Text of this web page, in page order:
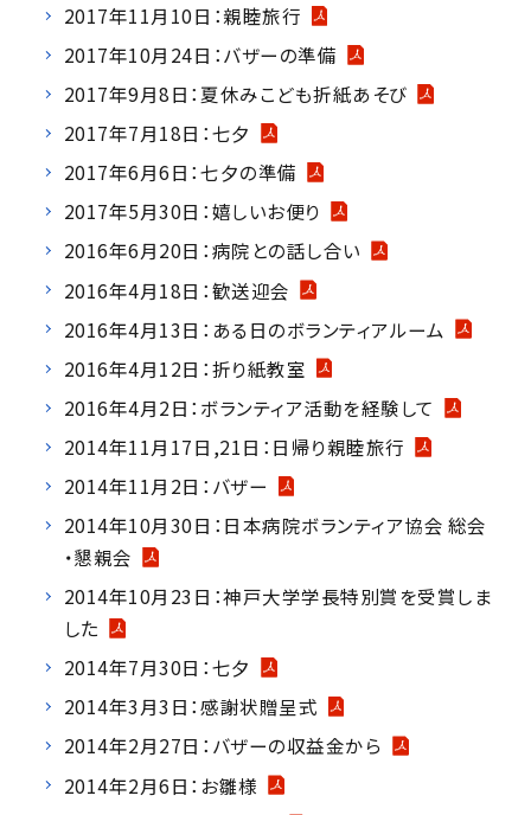
2017年11月10日：親睦旅行
2017年10月24日：バザーの準備
2017年9月8日：夏休みこども折紙あそび
2017年7月18日：七夕
2017年6月6日：七夕の準備
2017年5月30日：嬉しいお便り
2016年6月20日：病院との話し合い
2016年4月18日：歓送迎会
2016年4月13日：ある日のボランティアルーム
2016年4月12日：折り紙教室
2016年4月2日：ボランティア活動を経験して
2014年11月17日,21日：日帰り親睦旅行
2014年11月2日：バザー
2014年10月30日：日本病院ボランティア協会 総会
・懇親会
2014年10月23日：神戸大学学長特別賞を受賞しま
した
2014年7月30日：七夕
2014年3月3日：感謝状贈呈式
2014年2月27日：バザーの収益金から
2014年2月6日：お雛様